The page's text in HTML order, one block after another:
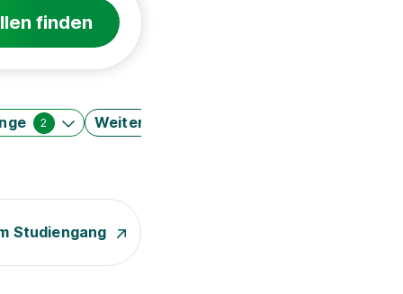
finden
2 Weitere Filter
Studiengang